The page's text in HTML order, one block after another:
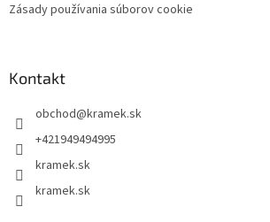
Zásady používania súborov cookie
Kontakt
obchod@kramek.sk
+421949494995
kramek.sk
kramek.sk